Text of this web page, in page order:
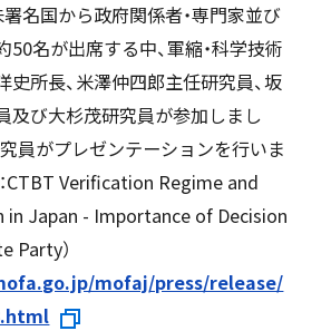
名国から政府関係者・専門家並び
50名が出席する中、軍縮・科学技術
史所長、米澤仲四郎主任研究員、坂
及び大杉茂研究員が参加しまし
究員がプレゼンテーションを行いま
：CTBT Verification Regime and
Japan - Importance of Decision
Party）
mofaj/press/release/